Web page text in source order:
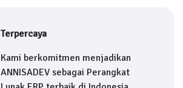
Terpercaya
Kami berkomitmen menjadikan
ANNISADEV sebagai Perangkat